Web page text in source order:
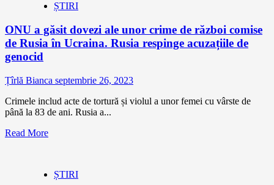
ȘTIRI
ONU a găsit dovezi ale unor crime de război comise
de Rusia în Ucraina. Rusia respinge acuzațiile de
genocid
Țîrlă Bianca septembrie 26, 2023
Crimele includ acte de tortură și violul a unor femei cu vârste de
până la 83 de ani. Rusia a...
Read More
ȘTIRI